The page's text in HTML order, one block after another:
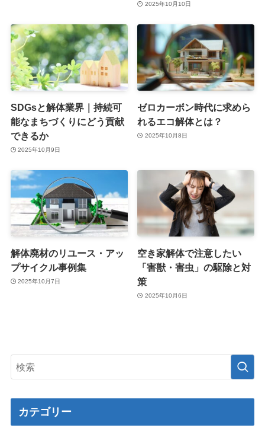
2025年10月10日
SDGsと解体業界｜持続可
能なまちづくりにどう貢献
できるか
2025年10月9日
ゼロカーボン時代に求めら
れるエコ解体とは？
2025年10月8日
解体廃材のリユース・アッ
プサイクル事例集
2025年10月7日
空き家解体で注意したい
「害獣・害虫」の駆除と対
策
2025年10月6日
カテゴリー